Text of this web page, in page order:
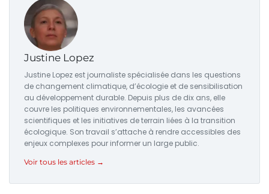
Justine Lopez
Justine Lopez est journaliste spécialisée dans les questions
de changement climatique, d’écologie et de sensibilisation
au développement durable. Depuis plus de dix ans, elle
couvre les politiques environnementales, les avancées
scientifiques et les initiatives de terrain liées à la transition
écologique. Son travail s’attache à rendre accessibles des
enjeux complexes pour informer un large public.
Voir tous les articles →